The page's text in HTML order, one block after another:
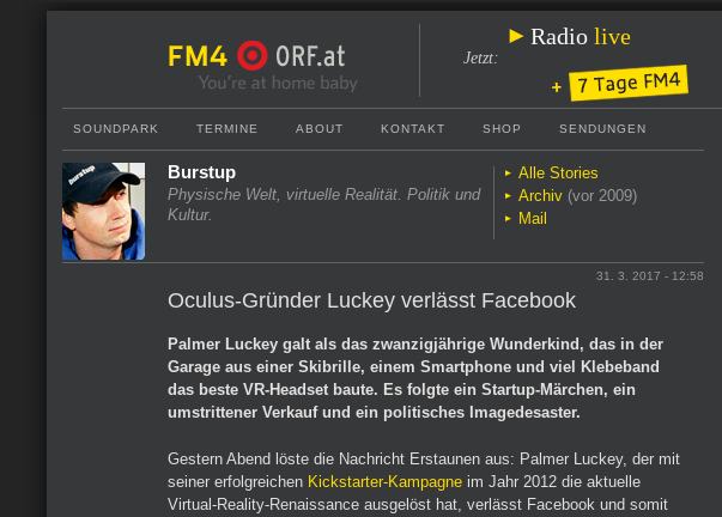
Radio live
Jetzt:
SOUNDPARK TERMINE ABOUT KONTAKT SHOP SENDUNGEN
Burstup
Physische Welt, virtuelle Realität. Politik und
Kultur.
Alle Stories
Archiv (vor 2009)
Mail
31. 3. 2017 - 12:58
Oculus-Gründer Luckey verlässt Facebook
Palmer Luckey galt als das zwanzigjährige Wunderkind, das in der
Garage aus einer Skibrille, einem Smartphone und viel Klebeband
das beste VR-Headset baute. Es folgte ein Startup-Märchen, ein
umstrittener Verkauf und ein politisches Imagedesaster.
Gestern Abend löste die Nachricht Erstaunen aus: Palmer Luckey, der mit
seiner erfolgreichen Kickstarter-Kampagne im Jahr 2012 die aktuelle
Virtual-Reality-Renaissance ausgelöst hat, verlässt Facebook und somit